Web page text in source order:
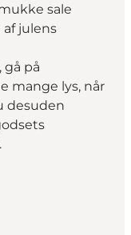
sale
julens
på
mange lys, når
desuden